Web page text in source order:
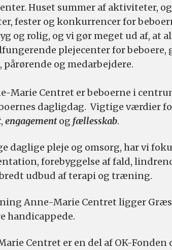
Huset summer af aktiviteter,
fester og konkurrencer for
og rolig, og vi gør meget ud af, at
plejecenter for beboere,
, pårørende og medarbejdere.
Marie Centret er beboerne i
dagligdag. Vigtige værdier
,engagementog fællesskab.
daglige pleje og omsorg, har vi
forebyggelse af fald,
udbud af terapi og træning.
Anne-Marie Centret ligger
handicappede.
Centret er en del af OK-Fonden